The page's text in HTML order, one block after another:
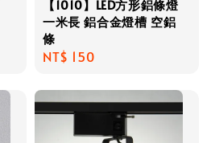
【1010】LED方形鋁條燈
一米長 鋁合金燈槽 空鋁
條
Regular
NT$ 150